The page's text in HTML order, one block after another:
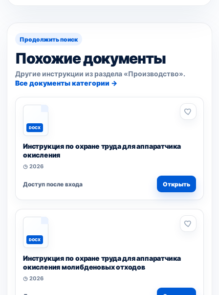
Продолжить поиск
Похожие документы
Другие инструкции из раздела «Производство».
Все документы категории →
DOCX
Инструкция по охране труда для аппаратчика
окисления
◷ 2026
Доступ после входа Открыть
DOCX
Инструкция по охране труда для аппаратчика
окисления молибденовых отходов
◷ 2026